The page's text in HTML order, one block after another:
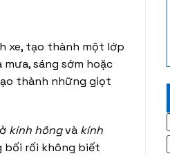
xe, tạo thành một lớp
sáng sớm hoặc
thành những giọt
kính hôngvà kính
bối rối không biết